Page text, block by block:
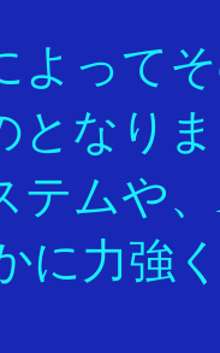
よって
となり
テムや
に力強